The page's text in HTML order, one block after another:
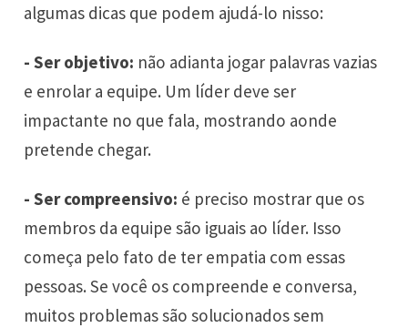
algumas dicas que podem ajudá-lo nisso:
- Ser objetivo: não adianta jogar palavras vazias
e enrolar a equipe. Um líder deve ser
impactante no que fala, mostrando aonde
pretende chegar.
- Ser compreensivo: é preciso mostrar que os
membros da equipe são iguais ao líder. Isso
começa pelo fato de ter empatia com essas
pessoas. Se você os compreende e conversa,
muitos problemas são solucionados sem